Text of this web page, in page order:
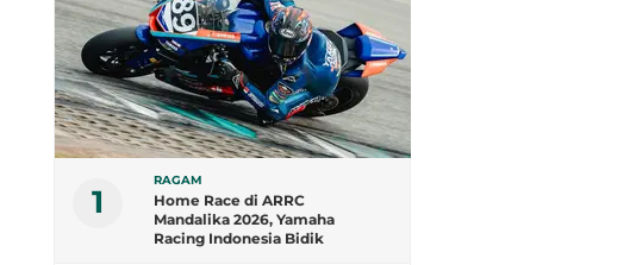
1
RAGAM
Home Race di ARRC
Mandalika 2026, Yamaha
Racing Indonesia Bidik